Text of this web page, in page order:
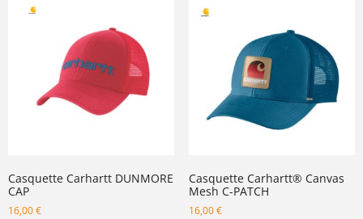
Casquette Carhartt DUNMORE
CAP
16,00€
Casquette Carhartt® Canvas
Mesh C-PATCH
16,00€